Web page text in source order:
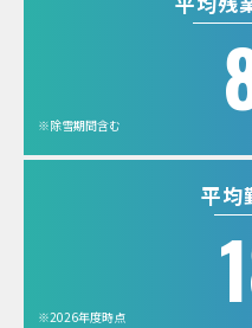
※除雪期間含む
平均
※2026年度時点